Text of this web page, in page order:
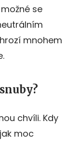
se
mnohem
chvíli. Kdy
moc